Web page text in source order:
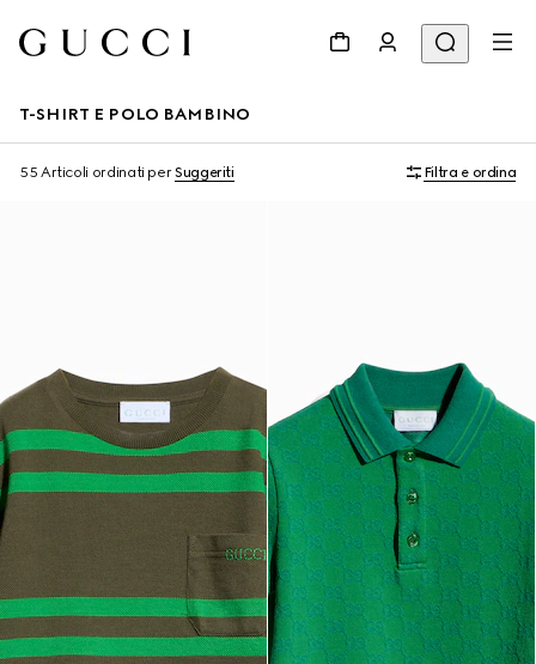
T-SHIRT E POLO BAMBINO
55 Articoli ordinati perSuggeriti Filtra e ordina